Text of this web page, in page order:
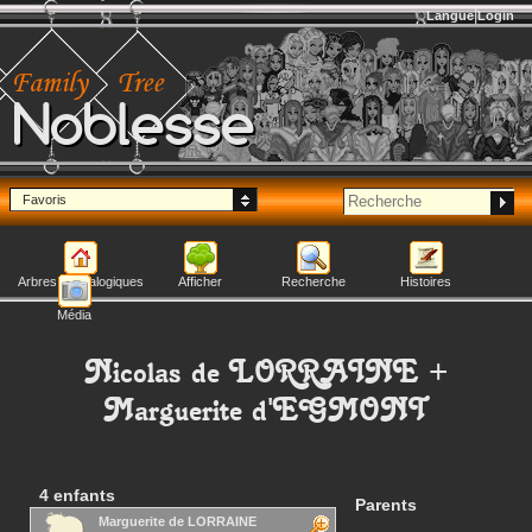
Noblesse
Langue Login
Favoris
Arbres généalogiques Afficher Recherche Histoires
Média
Nicolas de LORRAINE +
Marguerited'EGMONT
4 enfants
Marguerite de LORRAINE
Parents